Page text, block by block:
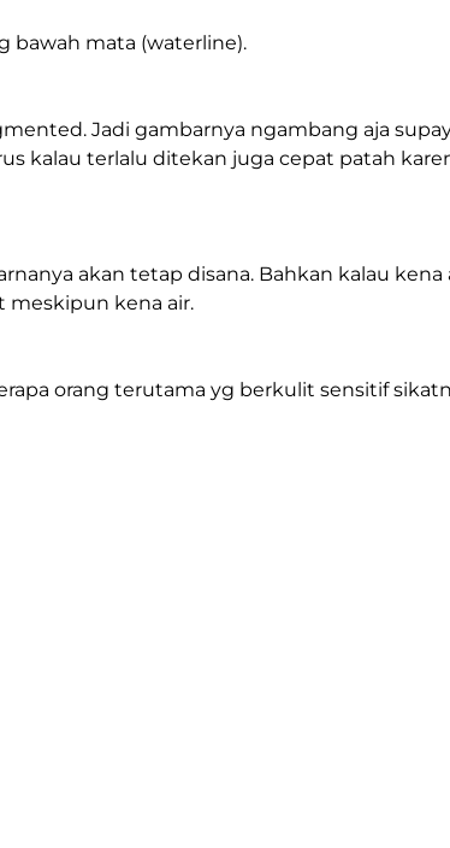
bawah mata (waterline).
Jadi gambarnya ngambang aja
kalau terlalu ditekan juga cepat patah
akan tetap disana. Bahkan kalau kena
meskipun kena air.
orang terutama yg berkulit sensitif